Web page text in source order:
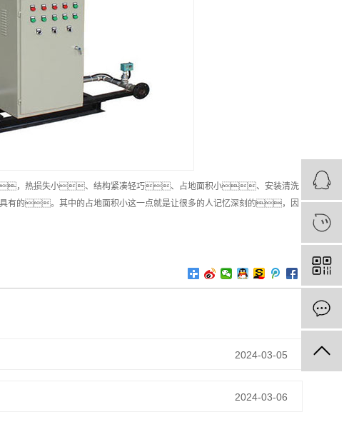
，热损失小、结构紧凑轻巧、占地面积小、安装清洗
的。其中的占地面积小这一点就是让很多的人记忆深刻的，因
2024-03-05
2024-03-06